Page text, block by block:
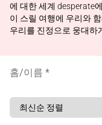
에 대한 세계 desperate
이 스릴 여행에 우리와
우리를 진정으로 웅대하
홈/이름 *